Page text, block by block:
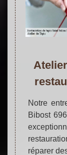
Notre
Bibost
réparer